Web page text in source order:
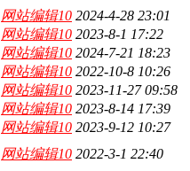
网站编辑10 2024-4-28 23:01
网站编辑10 2023-8-1 17:22
网站编辑10 2024-7-21 18:23
网站编辑10 2022-10-8 10:26
网站编辑10 2023-11-27 09:58
网站编辑10 2023-8-14 17:39
网站编辑10 2023-9-12 10:27
网站编辑10 2022-3-1 22:40